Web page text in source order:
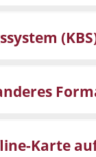
Karte